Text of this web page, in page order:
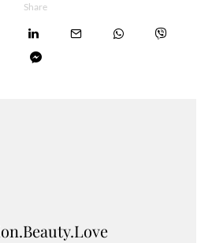
Share